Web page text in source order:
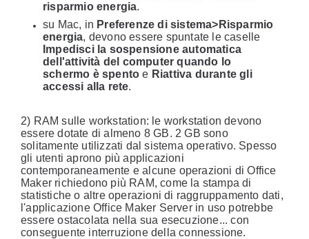
risparmio energia.
su Mac, in Preferenze di sistema>Risparmio
energia, devono essere spuntate le caselle
Impedisci la sospensione automatica
dell'attività del computer quando lo
schermo è spento e Riattiva durante gli
accessi alla rete.
2) RAM sulle workstation: le workstation devono
essere dotate di almeno 8 GB. 2 GB sono
solitamente utilizzati dal sistema operativo. Spesso
gli utenti aprono più applicazioni
contemporaneamente e alcune operazioni di Office
Maker richiedono più RAM, come la stampa di
statistiche o altre operazioni di raggruppamento dati,
l'applicazione Office Maker Server in uso potrebbe
essere ostacolata nella sua esecuzione... con
conseguente interruzione della connessione.